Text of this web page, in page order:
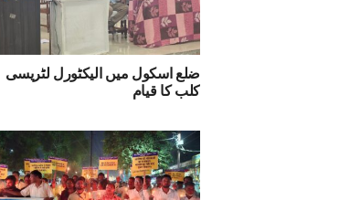
ضلع اسکول میں الیکٹورل لٹریسی
کلب کا قیام